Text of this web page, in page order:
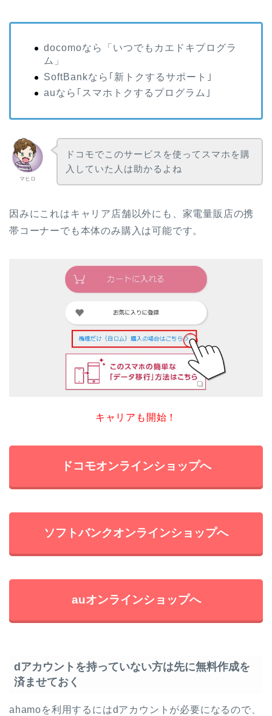
docomoなら「いつでもカエドキプログラ
ム」
SoftBankなら｢新トクするサポート｣
auなら｢スマホトクするプログラム｣
マヒロ
ドコモでこのサービスを使ってスマホを購
入していた人は助かるよね
因みにこれはキャリア店舗以外にも、家電量販店の携
帯コーナーでも本体のみ購入は可能です。
キャリアも開始！
ドコモオンラインショップへ
ソフトバンクオンラインショップへ
auオンラインショップへ
dアカウントを持っていない方は先に無料作成を
済ませておく
ahamoを利用するにはdアカウントが必要になるので、